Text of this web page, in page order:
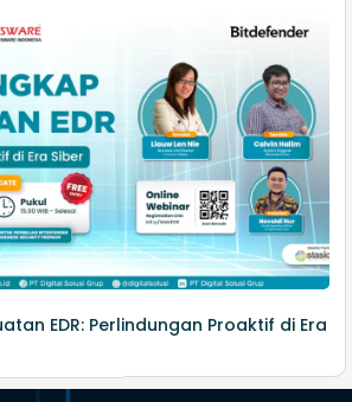
EDR: Perlindungan Proaktif di Era